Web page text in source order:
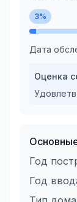
3%
Дата
Оценка
Год
Год